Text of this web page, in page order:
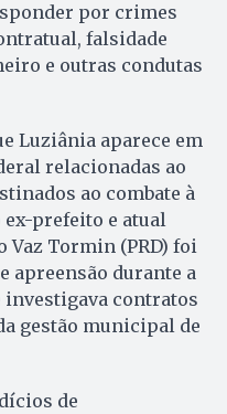
por crimes
falsidade
e outras condutas
Luziânia aparece em
relacionadas ao
ao combate à
ex-prefeito e atual
Vaz Tormin (PRD) foi
apreensão durante a
investigava contratos
gestão municipal de
de